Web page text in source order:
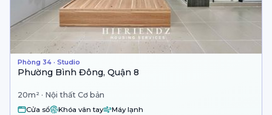
Phòng 34 · Studio
Phường Bình Đông, Quận 8
20m² · Nội thất Cơ bản
Cửa sổ Khóa vân tay Máy lạnh